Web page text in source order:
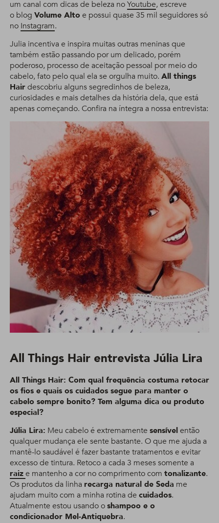
um canal com dicas de beleza noYoutube, escreve
o blog Volume Alto e possui quase 35 mil seguidores só
no Instagram.
Julia incentiva e inspira muitas outras meninas que
também estão passando por um delicado, porém
poderoso, processo de aceitação pessoal por meio do
cabelo, fato pelo qual ela se orgulha muito. All things
Hairdescobriu alguns segredinhos de beleza,
curiosidades e mais detalhes da história dela, que está
apenas começando. Confira na íntegra a nossa entrevista:
All Things Hair entrevista Júlia Lira
All Things Hair: Com qual frequência costuma retocar
os fios e quais os cuidados segue para manter o
cabelo sempre bonito? Tem alguma dica ou produto
especial?
Júlia Lira: Meu cabelo é extremamente sensívelentão
qualquer mudança ele sente bastante. O que me ajuda a
mantê-lo saudável é fazer bastante tratamentos e evitar
excesso de tintura. Retoco a cada 3 meses somente a
raize mantenho a cor no comprimento com tonalizante.
Os produtos da linha recarga natural de Seda me
ajudam muito com a minha rotina de cuidados.
Atualmente estou usando oshampoo e o
condicionador Mel-Antiquebra.